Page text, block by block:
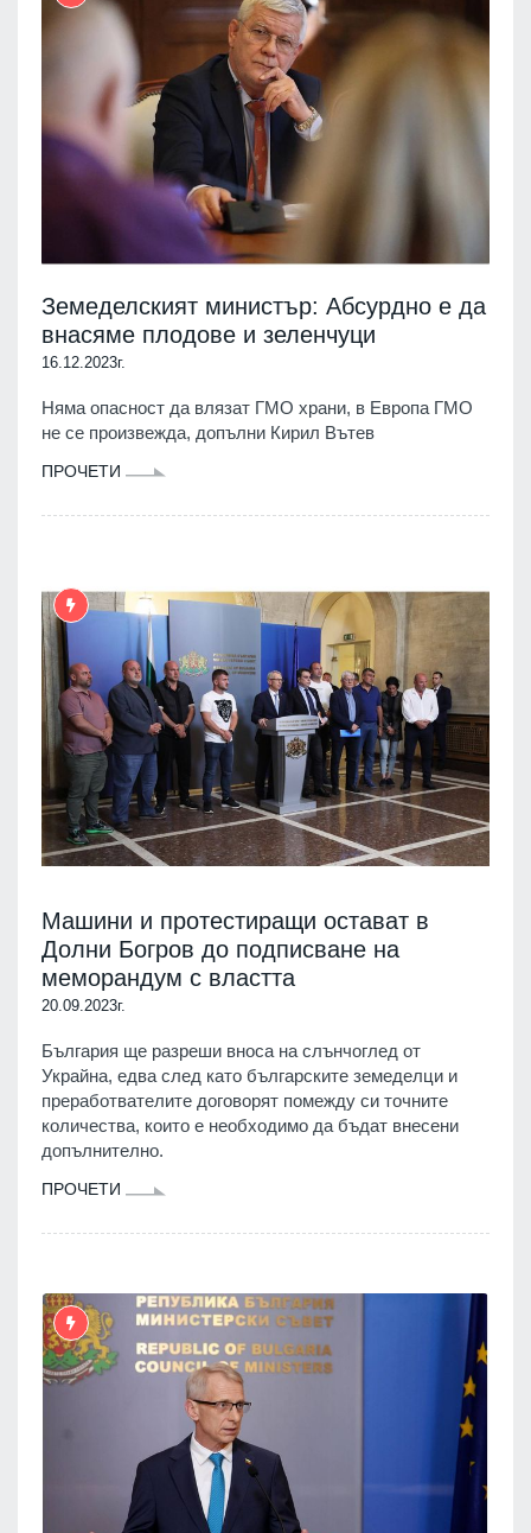
Земеделският министър: Абсурдно е да
внасяме плодове и зеленчуци
16.12.2023г.
Няма опасност да влязат ГМО храни, в Европа ГМО
не се произвежда, допълни Кирил Вътев
ПРОЧЕТИ
Машини и протестиращи остават в
Долни Богров до подписване на
меморандум с властта
20.09.2023г.
България ще разреши вноса на слънчоглед от
Украйна, едва след като българските земеделци и
преработвателите договорят помежду си точните
количества, които е необходимо да бъдат внесени
допълнително.
ПРОЧЕТИ